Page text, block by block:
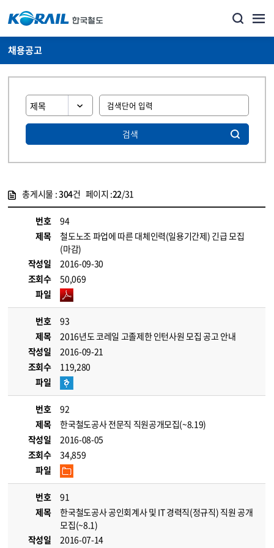
채용공고
검색
총게시물 :304건 페이지 :22/31
번호
94
제목
철도노조 파업에 따른 대체인력(일용기간제) 긴급 모집
(마감)
작성일
2016-09-30
조회수
50,069
파일
번호
93
제목
2016년도 코레일 고졸제한 인턴사원 모집 공고 안내
작성일
2016-09-21
조회수
119,280
파일
번호
92
제목
한국철도공사 전문직 직원공개모집(~8.19)
작성일
2016-08-05
조회수
34,859
파일
번호
91
제목
한국철도공사 공인회계사 및 IT 경력직(정규직) 직원 공개
모집(~8.1)
작성일
2016-07-14